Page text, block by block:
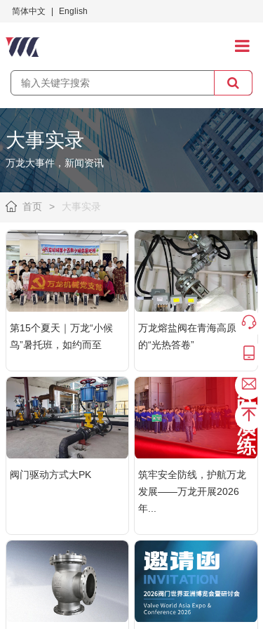
简体中文 English
首
关
产
应
招
大
大事实录
万龙大事件，新闻资讯
首页 > 大事实录
第15个夏天｜万龙“小候
鸟”暑托班，如约而至
万龙熔盐阀在青海高原
的“光热答卷”
阀门驱动方式大PK
筑牢安全防线，护航万龙
发展——万龙开展2026
年...